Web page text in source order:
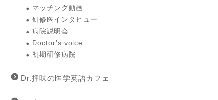
マッチング動画
研修医インタビュー
病院説明会
Doctor’s voice
初期研修病院
Dr.押味の医学英語カフェ